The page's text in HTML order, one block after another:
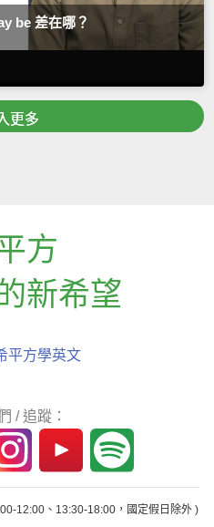
be 差在哪？
更多
方
新希望
平方學英文
/ 追蹤：
12:00、13:30-18:00，國定假日除外 )